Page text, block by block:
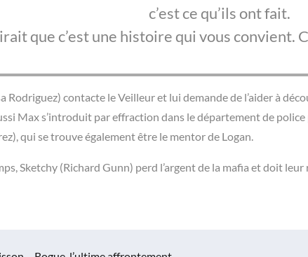
c’est ce qu’ils ont fait.
que c’est une histoire qui vous convient.
Rodriguez) contacte le Veilleur et lui demande de l’aider à
Max s’introduit par effraction dans le département de
qui se trouve également être le mentor de Logan.
Sketchy (Richard Gunn) perd l’argent de la mafia et doit